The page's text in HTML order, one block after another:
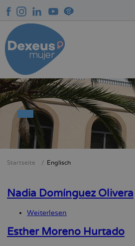
zum
Inhalt
Startseite Englisch
Nadia Domínguez Olivera
Weiterlesen
Domínguez
Olivera
Esther Moreno Hurtado